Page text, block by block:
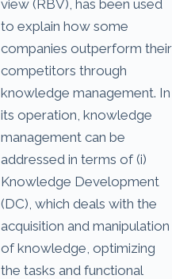
view (RBV), has been used
to explain how some
companies outperform their
competitors through
knowledge management. In
its operation, knowledge
management can be
addressed in terms of (i)
Knowledge Development
(DC), which deals with the
acquisition and manipulation
of knowledge, optimizing
the tasks and functional